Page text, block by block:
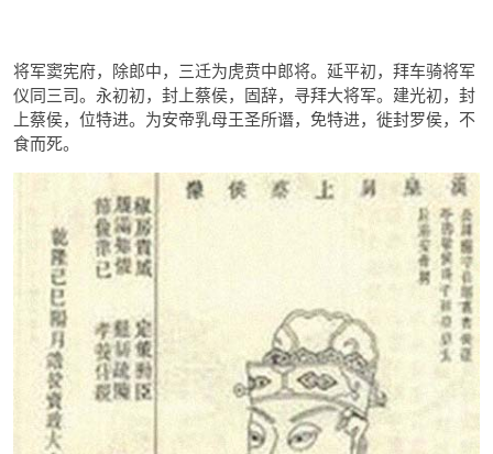
将军窦宪府，除郎中，三迁为虎贲中郎将。延平初，拜车骑将军
仪同三司。永初初，封上蔡侯，固辞，寻拜大将军。建光初，封
上蔡侯，位特进。为安帝乳母王圣所谮，免特进，徙封罗侯，不
食而死。